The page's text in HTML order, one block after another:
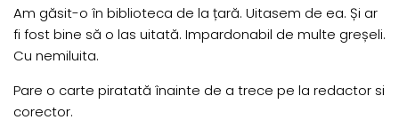
Am găsit-o în biblioteca de la țară. Uitasem de ea. Și ar
fi fost bine să o las uitată. Impardonabil de multe greșeli.
Cu nemiluita.
Pare o carte piratată înainte de a trece pe la redactor si
corector.